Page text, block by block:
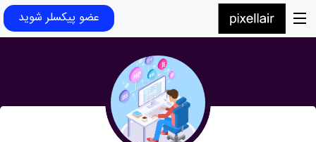
عضو پیکسلر شوید